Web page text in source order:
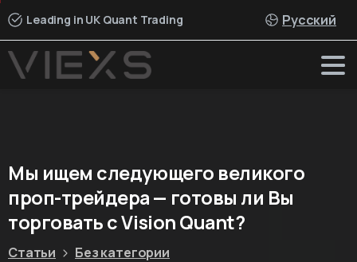
Leading in UK Quant Trading Русский
Мы ищем следующего великого
проп-трейдера— готовы ли Вы
торговатьсVisionQuant?
Статьи
Без категории